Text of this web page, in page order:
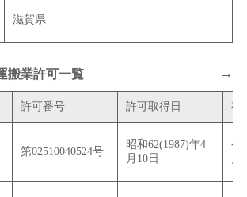
滋賀県
搬業許可一覧 →
許可番号 許可取得日 有
第02510040524号
昭和62(1987)年4
月10日
令